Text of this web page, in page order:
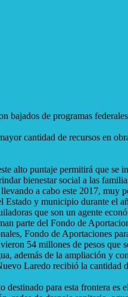
bajados de programas
cantidad de recursos en
alto puntaje permitirá que se
bienestar social a las
a cabo este 2017, muy
y municipio durante el
que son un agente
parte del Fondo de
Fondo de Aportaciones
54 millones de pesos que
además de la ampliación y
Laredo recibió la cantidad
para esta frontera